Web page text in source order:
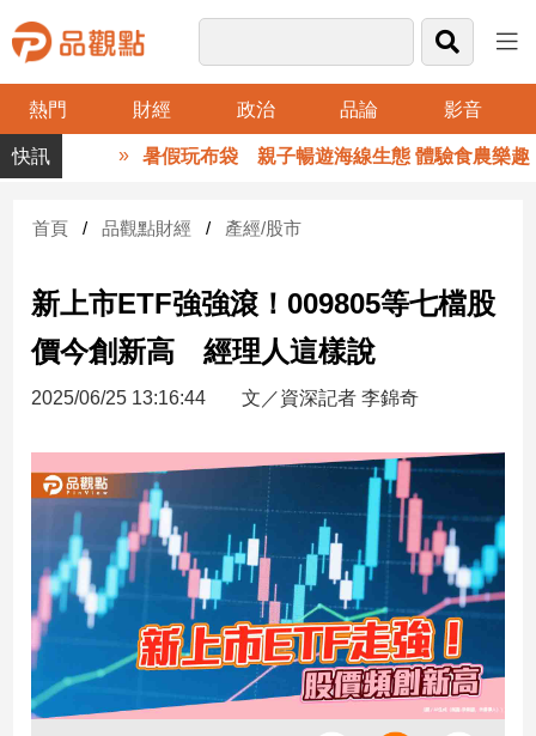
熱門 財經 政治 品論 影音
品
觀
財
台
財
新
產
經/
房
地
產
品
暑假玩布袋 親子暢遊海線生態 體驗食農樂趣
首頁 品觀點財經 產經/股市
新上市ETF強強滾！009805等七檔股
價今創新高 經理人這樣說
2025/06/25 13:16:44 文／資深記者 李錦奇